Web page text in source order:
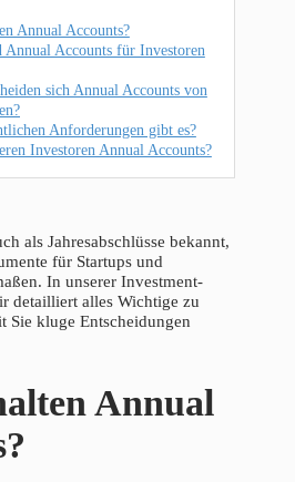
Annual Accounts?
Annual Accounts für Investoren
sich Annual Accounts von
Anforderungen gibt es?
Investoren Annual Accounts?
als Jahresabschlüsse bekannt,
für Startups und
In unserer Investment-
detailliert alles Wichtige zu
Sie kluge Entscheidungen
Annual